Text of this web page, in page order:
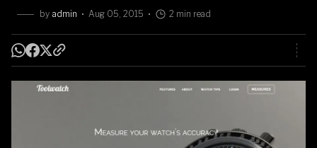
by admin Aug 05, 2015 2 min read